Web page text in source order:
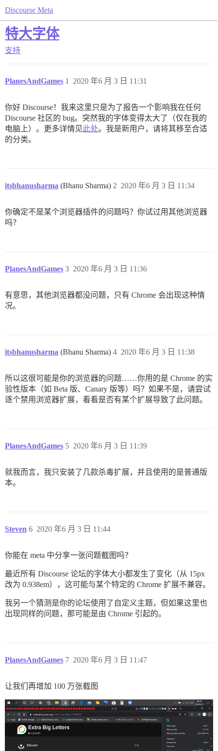
Discourse Meta
特大字体
支持
PlanesAndGames 2020 年6 月 3 日 11:31
1
你好 Discourse！我来这里只是为了报告一个影响我在任何
Discourse 社区的 bug。突然我的字体变得太大了（仅在我的
电脑上）。更多详情见此处。我是新用户，请将其移至合适
的分类。
itsbhanusharma (Bhanu Sharma) 2020 年6 月 3 日 11:34
2
你确定不是某个浏览器插件的问题吗？你试过用其他浏览器
吗？
PlanesAndGames 2020 年6 月 3 日 11:36
3
有意思，其他浏览器都没问题，只有 Chrome 会出现这种情
况。
itsbhanusharma (Bhanu Sharma) 2020 年6 月 3 日 11:38
4
所以这很可能是你的浏览器的问题……你用的是 Chrome 的实
验性版本（如 Beta 版、Canary 版等）吗？如果不是，请尝试
逐个禁用浏览器扩展，看看是否有某个扩展导致了此问题。
PlanesAndGames 2020 年6 月 3 日 11:39
5
就我而言，我只安装了几款杀毒扩展，并且使用的是普通版
本。
Steven 2020 年6 月 3 日 11:44
6
你能在 meta 中分享一张问题截图吗？
最近所有 Discourse 论坛的字体大小都发生了变化（从 15px
改为 0.938em），这可能与某个特定的 Chrome 扩展不兼容。
我另一个猜测是你的论坛使用了自定义主题，但如果这里也
出现同样的问题，那可能是由 Chrome 引起的。
PlanesAndGames 2020 年6 月 3 日 11:47
7
让我们再增加 100 万张截图